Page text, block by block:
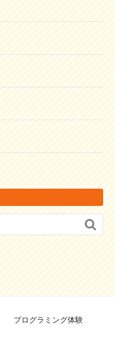

プログラミング体験